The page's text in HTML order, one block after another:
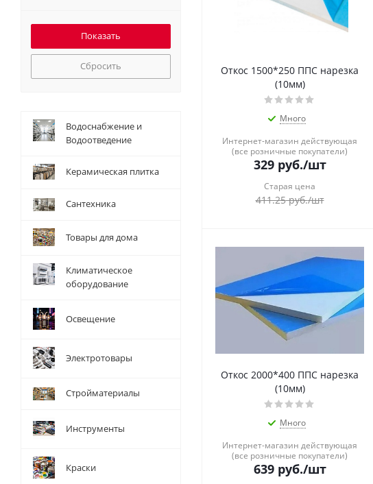
Откос 1500*250 ППС нарезка
(10мм)
Много
Интернет-магазин действующая
(все розничные покупатели)
329руб./шт
Старая цена
411.25руб./шт
Откос 2000*400 ППС нарезка
(10мм)
Много
Интернет-магазин действующая
(все розничные покупатели)
639руб./шт
Сбросить
Водоснабжение и
Водоотведение
Керамическая плитка
Сантехника
Товары для дома
Климатическое
оборудование
Освещение
Электротовары
Стройматериалы
Инструменты
Краски